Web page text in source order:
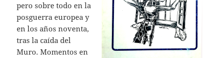
pero sobre todo en la
posguerra europea y
en los años noventa,
tras la caída del
Muro. Momentos en